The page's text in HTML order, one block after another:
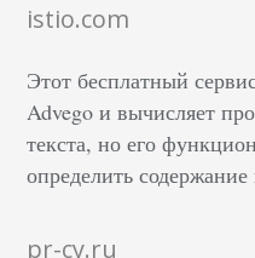
istio.com
Этот бесплатный
Advego и вычисляет
текста, но его
определить
pr-cy.ru